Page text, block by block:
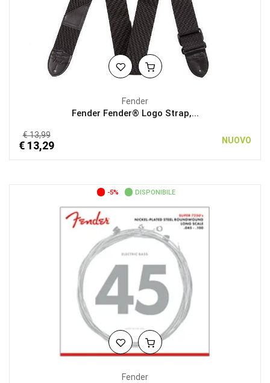
Fender
Fender Fender® Logo Strap,...
€ 13,99
€ 13,29 NUOVO
-5% DISPONIBILE
Fender